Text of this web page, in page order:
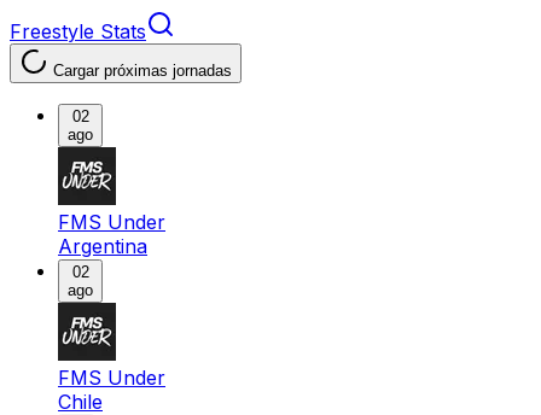
Freestyle Stats
Cargar próximas jornadas
02
ago
FMS Under
Argentina
02
ago
FMS Under
Chile